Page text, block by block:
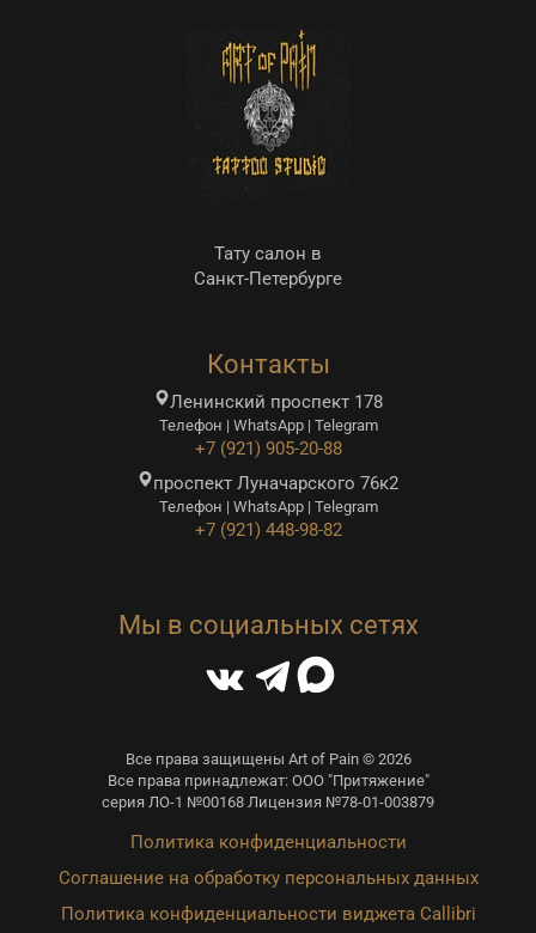
Тату салон в
Санкт-Петербурге
Контакты
Ленинский проспект 178
Телефон | WhatsApp | Telegram
+7 (921) 905-20-88
проспект Луначарского 76к2
Телефон | WhatsApp | Telegram
+7 (921) 448-98-82
Мы в социальных сетях
Все права защищены Art of Pain © 2026
Все права принадлежат: ООО "Притяжение"
серия ЛО-1 №00168 Лицензия №78-01-003879
Политика конфиденциальности
Соглашение на обработку персональных данных
Политика конфиденциальности виджета Callibri